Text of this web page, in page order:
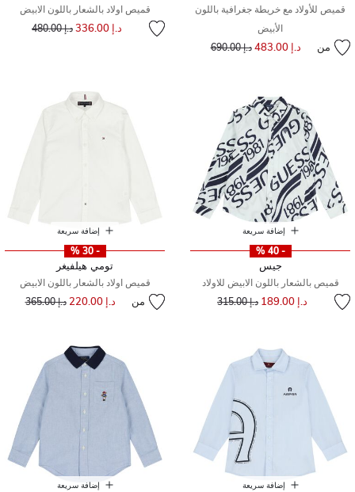
قميص للأولاد مع خريطة جغرافية باللون
الأبيض
من د.إ 483.00 سعر مخفض مند.إ 690.00
قميص اولاد بالشعار باللون الابيض
د.إ 336.00 سعر مخفض من
د.إ 480.00 إلى
إضافة سريعة
- 40 %
جيس
قميص بالشعار باللون الابيض للاولاد
د.إ 189.00 سعر مخفض مند.إ 315.00
إضافة سريعة
- 30 %
تومي هيلفيغر
قميص اولاد بالشعار باللون الابيض
من د.إ 220.00 سعر مخفض من
د.إ 365.00 إلى
إضافة سريعة إضافة سريعة